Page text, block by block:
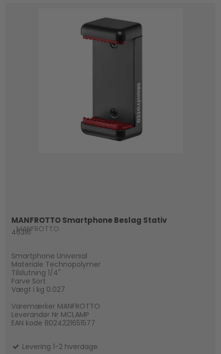
MANFROTTO Smartphone Beslag Stativ
MANFROTTO
46316
Smartphone Universal
Materiale Technopolymer
Tilslutning 1/4"
Farve Sort
Vægt i kg 0.027
Varemærker MANFROTTO
Leverandør Nr MCLAMP
EAN kode 8024221651577
Levering 1-2 hverdage